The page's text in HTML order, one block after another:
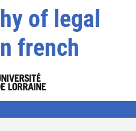
of legal
french